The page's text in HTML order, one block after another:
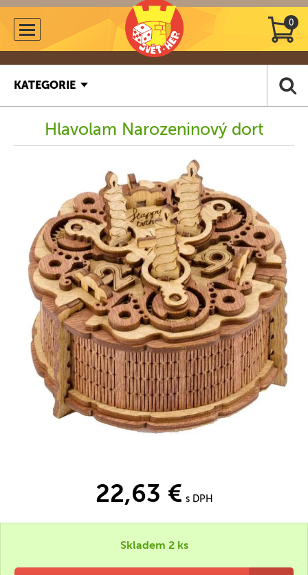
0
KATEGORIE
Hlavolam Narozeninový dort
22,63 € s DPH
Skladem 2 ks